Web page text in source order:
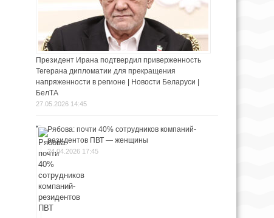
Президент Ирана подтвердил приверженность
Тегерана дипломатии для прекращения
напряженности в регионе | Новости Беларуси |
БелТА
27.05.2026 14:45
Рябова: почти 40% сотрудников компаний-
резидентов ПВТ — женщины
24.04.2026 17:45